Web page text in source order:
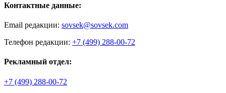
Контактные данные:
Email редакции: sovsek@sovsek.com
Телефон редакции: +7 (499) 288-00-72
Рекламный отдел:
+7 (499) 288-00-72